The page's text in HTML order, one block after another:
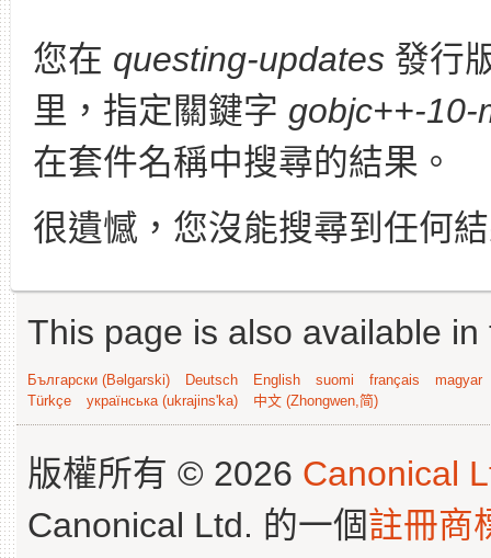
您在 questing-updates 發行
里，指定關鍵字 gobjc++-10-
在套件名稱中搜尋的結果。
很遺憾，您沒能搜尋到任何
This page is also available
Български (Bəlgarski) Deutsch English suomi français
magyar
Türkçe
українська (ukrajins'ka) 中文 (Zhongwen,简)
版權所有 © 2026 Canonical
Canonical Ltd. 的一個註冊商